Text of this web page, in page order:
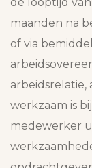
maanden na
of via
werkzaam is
medewerker